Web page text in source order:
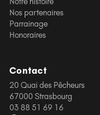
Nos partenaires
Parrainage
Honoraires
Contact
20 Quai des Pêcheurs
67000 Strasbourg
03 88 51 69 16